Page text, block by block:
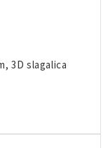
3D slagalica